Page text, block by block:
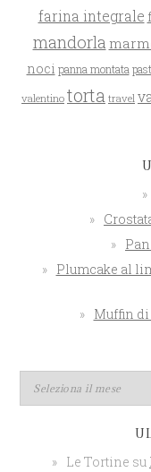
farina integrale
mandorla
noci panna montata
valentino torta travel
Plumcake al
Muffin
Le Tortine su